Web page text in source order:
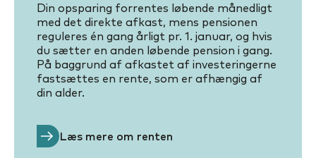
Din opsparing forrentes løbende månedligt
med det direkte afkast, mens pensionen
reguleres én gang årligt pr. 1. januar, og hvis
du sætter en anden løbende pension i gang.
På baggrund af afkastet af investeringerne
fastsættes en rente, som er afhængig af
din alder.
Læs mere om renten